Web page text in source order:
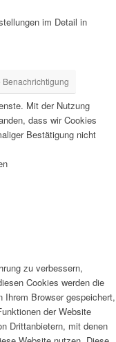
im Detail in
Mit der Nutzung
dass wir Cookies
Bestätigung nicht
zu verbessern,
Cookies werden die
Ihrem Browser gespeichert,
der Website
Drittanbietern, mit denen